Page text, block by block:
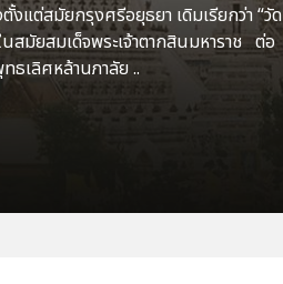
งแต่สมัยกรุงศรีอยุธยา เดิมเรียกว่า “วัด
สมัยสมเด็จพระเจ้าตากสินมหาราช ต่อ
ธเลิศหล้านภาลัย ..